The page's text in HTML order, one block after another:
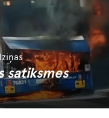
satiksmes